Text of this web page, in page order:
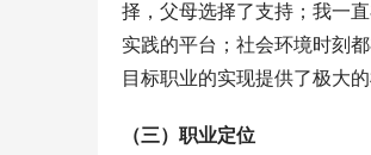
择，父母选择了支持；我一
实践的平台；社会环境时刻
目标职业的实现提供了极大的
（三）职业定位